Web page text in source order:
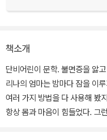
책소개
단비어린이 문학. 불면증을 앓
리나의 엄마는 밤마다 잠을 이
여러 가지 방법을 다 사용해 봤
항상 몸과 마음이 힘들었다. 그